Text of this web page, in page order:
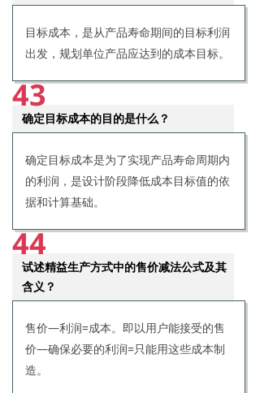
目标成本，是从产品寿命期间的目标利润
出发，规划单位产品应达到的成本目标。
43
确定目标成本的目的是什么？
确定目标成本是为了实现产品寿命周期内
的利润，是设计阶段降低成本目标值的依
据和计算基础。
44
试述精益生产方式中的售价减法公式及其
含义？
售价—利润=成本。即以用户能接受的售
价—确保必要的利润=只能用这些成本制
造。